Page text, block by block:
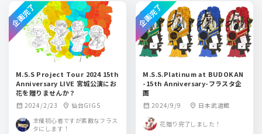
M.S.S Project Tour 2024 15th
Anniversary LIVE 宮城公演にお
花を贈りませんか？
calendar_month 2024/2/23 location_on 仙台GIGS
主催初心者ですが素敵なフラス
タにします！
企画完了
M.S.S.Platinum at BUDOKAN
-15th Anniversary-フラスタ企
画
calendar_month 2024/9/9 location_on 日本武道館
花贈り完了しました！
企画完了